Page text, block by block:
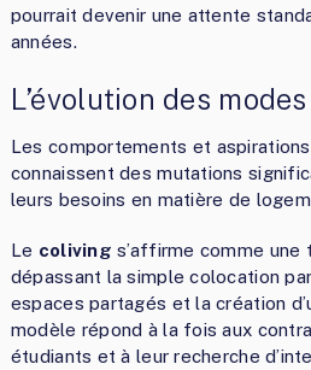
pourrait devenir une attente
années.
L’évolution des
Les comportements et
connaissent des mutations
leurs besoins en matière de
Le coliving s’affirme comme une
dépassant la simple colocation
espaces partagés et la création
modèle répond à la fois aux
étudiants et à leur recherche